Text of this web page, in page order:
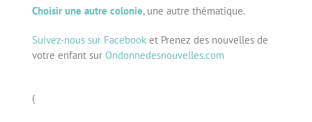
Choisir une autre colonie, une autre thématique.
Suivez-nous sur Facebooket Prenez des nouvelles de
votre enfant sur Ondonnedesnouvelles.com
(